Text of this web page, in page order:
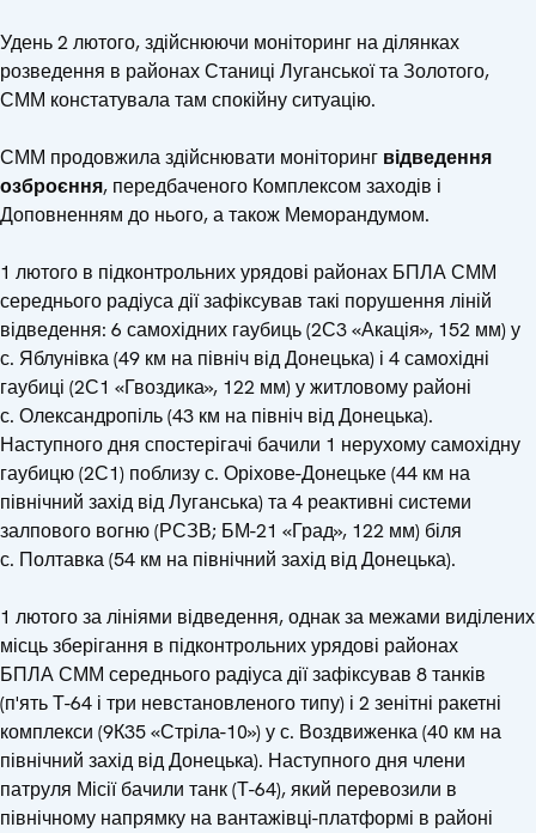
Удень 2 лютого, здійснюючи моніторинг на ділянках
розведення в районах Станиці Луганської та Золотого,
СММ констатувала там спокійну ситуацію.
СММ продовжила здійснювати моніторинг відведення
озброєння, передбаченого Комплексом заходів і
Доповненням до нього, а також Меморандумом.
1 лютого в підконтрольних урядові районах БПЛА СММ
середнього радіуса дії зафіксував такі порушення ліній
відведення: 6 самохідних гаубиць (2С3 «Акація», 152 мм) у
с. Яблунівка (49 км на північ від Донецька) і 4 самохідні
гаубиці (2С1 «Гвоздика», 122 мм) у житловому районі
с. Олександропіль (43 км на північ від Донецька).
Наступного дня спостерігачі бачили 1 нерухому самохідну
гаубицю (2С1) поблизу с. Оріхове-Донецьке (44 км на
північний захід від Луганська) та 4 реактивні системи
залпового вогню (РСЗВ; БМ-21 «Град», 122 мм) біля
с. Полтавка (54 км на північний захід від Донецька).
1 лютого за лініями відведення, однак за межами виділених
місць зберігання в підконтрольних урядові районах
БПЛА СММ середнього радіуса дії зафіксував 8 танків
(п'ять Т-64 і три невстановленого типу) і 2 зенітні ракетні
комплекси (9К35 «Стріла-10») у с. Воздвиженка (40 км на
північний захід від Донецька). Наступного дня члени
патруля Місії бачили танк (Т-64), який перевозили в
північному напрямку на вантажівці-платформі в районі